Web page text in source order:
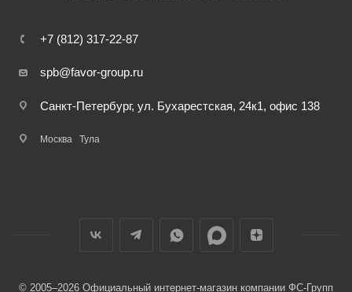
+7 (812) 317-22-87
spb@favor-group.ru
Санкт-Петербург, ул. Бухарестская, 24к1, офис 138
Москва Тула
© 2005–2026 Официальный интернет-магазин компании ФС-Групп